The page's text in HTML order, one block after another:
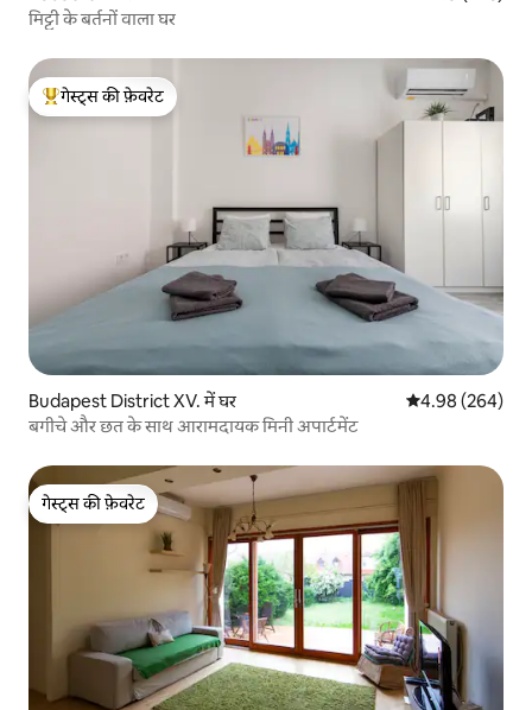
मिट्टी के बर्तनों वाला घर
गेस्ट्स का टॉप फ़ेवरेट
गेस्ट्स की फ़ेवरेट
Budapest District XV. में घर औसत रेटिंग 5 में से
4.98 (264)
बगीचे और छत के साथ आरामदायक मिनी अपार्टमेंट
गेस्ट्स की फ़ेवरेट
गेस्ट्स की फ़ेवरेट